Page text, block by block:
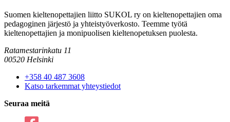
Suomen kieltenopettajien liitto SUKOL ry on kieltenopettajien oma
pedagoginen järjestö ja yhteistyöverkosto. Teemme työtä
kieltenopettajien ja monipuolisen kieltenopetuksen puolesta.
Ratamestarinkatu 11
00520 Helsinki
+358 40 487 3608
Katso tarkemmat yhteystiedot
Seuraa meitä